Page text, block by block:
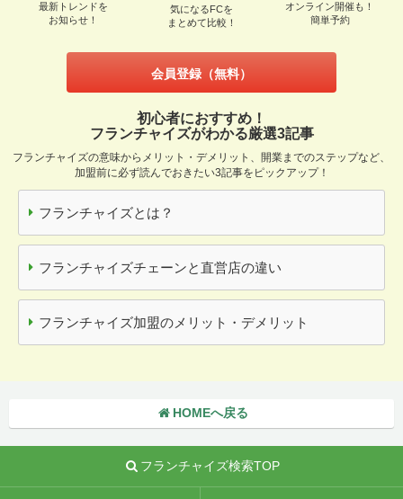
最新トレンドを
お知らせ！
気になるFCを
まとめて比較！
オンライン開催も！
簡単予約
会員登録（無料）
初心者におすすめ！
フランチャイズがわかる厳選3記事
フランチャイズの意味からメリット・デメリット、開業までのステップなど、
加盟前に必ず読んでおきたい3記事をピックアップ！
フランチャイズとは？
フランチャイズチェーンと直営店の違い
フランチャイズ加盟のメリット・デメリット
HOMEへ戻る
フランチャイズ検索TOP